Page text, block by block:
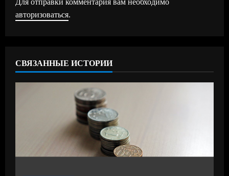
т
ч
т
авторизоваться.
СВЯЗАННЫЕ ИСТОРИИ